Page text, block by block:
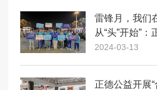
雷锋月，我们
从“头”开始”
安全理念
2024-03-13
正德公益开展